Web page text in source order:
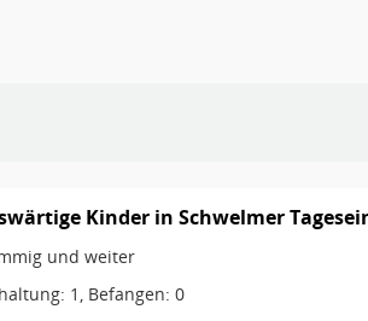
Kinder in Schwelmer
und weiter
1, Befangen: 0